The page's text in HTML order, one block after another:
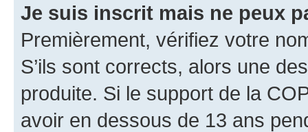
Je suis inscrit mais ne peux
Premièrement, vérifiez votre
S’ils sont corrects, alors une
produite. Si le support de la
avoir en dessous de 13 ans